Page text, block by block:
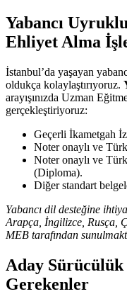
Yabancı
Ehliyet Alma
İstanbul’da yaşayan
oldukça kolaylaştırıyoruz.
arayışınızda Uzman
gerçekleştiriyoruz:
Geçerli İkametgah
Noter onaylı ve
Noter onaylı ve
(Diploma).
Diğer standart
Yabancı dil desteğine
Arapça, İngilizce, Rusça,
MEB tarafından
Aday
Gerekenler